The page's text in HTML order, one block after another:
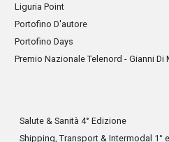
Liguria Point
Portofino D'autore
Portofino Days
Premio Nazionale Telenord - Gianni Di
Salute & Sanità 4° Edizione
Shipping, Transport & Intermodal 1°